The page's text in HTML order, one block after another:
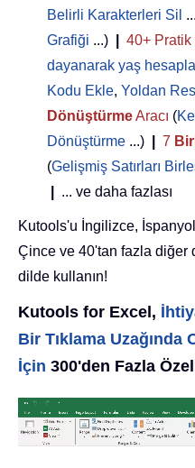
Belirli Karakterleri Sil
Grafiği ...) 40+ Pratik
dayanarak yaş hesapla
Kodu Ekle, Yoldan
DönüştürmeAracı (
Dönüştürme ...) 7
(Gelişmiş Satırları
... ve daha fazlası
Kutools'u İngilizce,
Çince ve 40'tan fazla diğer
dilde kullanın!
Kutools for Excel,
Bir Tıklama
İçin 300'den Fazla